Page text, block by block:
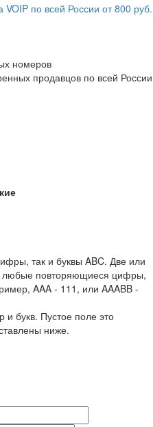
номеров
продавцов по всей России
так и буквы ABC. Две или
любые повторяющиеся цифры,
AAA - 111 , или AAABB -
букв. Пустое поле это
ниже.